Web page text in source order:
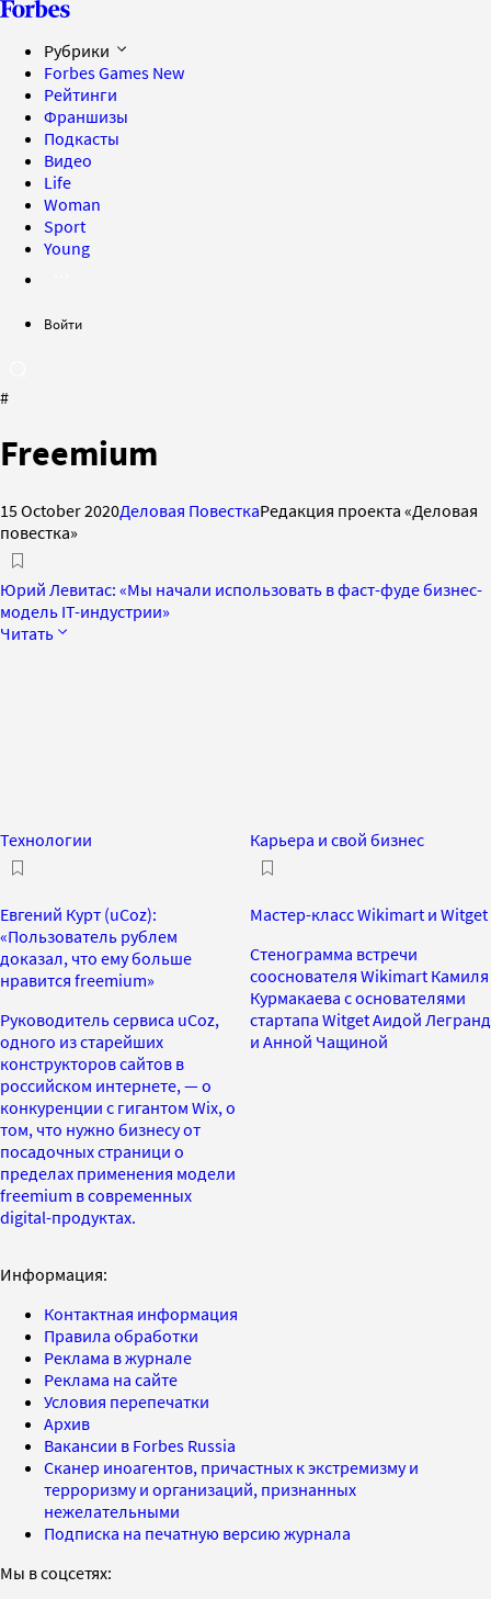
Рубрики
Forbes Games New
Рейтинги
Франшизы
Подкасты
Видео
Life
Woman
Sport
Young
Войти
#
Freemium
15 October 2020Деловая ПовесткаРедакция проекта «Деловая
повестка»
Юрий Левитас: «Мы начали использовать в фаст-фуде бизнес-
модель IT-индустрии»
Читать
Технологии
Евгений Курт (uCoz):
«Пользователь рублем
доказал, что ему больше
нравится freemium»
Руководитель сервиса uCoz,
одного из старейших
конструкторов сайтов в
российском интернете, — о
конкуренции с гигантом Wix, о
том, что нужно бизнесу от
посадочных страници о
пределах применения модели
freemium в современных
digital-продуктах.
Карьера и свой бизнес
Мастер-класс Wikimart и Witget
Стенограмма встречи
сооснователя Wikimart Камиля
Курмакаева с основателями
стартапа Witget Аидой Легранд
и Анной Чащиной
Информация:
Контактная информация
Правила обработки
Реклама в журнале
Реклама на сайте
Условия перепечатки
Архив
Вакансии в Forbes Russia
Сканер иноагентов, причастных к экстремизму и
терроризму и организаций, признанных
нежелательными
Подписка на печатную версию журнала
Мы в соцсетях: